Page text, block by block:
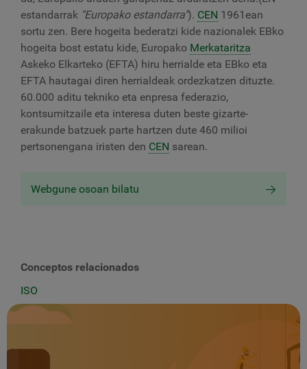
estandarrak "Europako estandarra"). CEN 1961ean
sortu zen. Bere hogeita bederatzi kide nazionalek EBko
hogeita bost estatu kide, Europako Merkataritza
Askeko Elkarteko (EFTA) hiru herrialde eta EBko eta
EFTA hautagai diren herrialdeak ordezkatzen dituzte.
60.000 aditu tekniko eta enpresa federazio,
kontsumitzaile eta interesa duten beste gizarte-
erakunde batzuek parte hartzen dute 460 milioi
pertsonengana iristen den CEN sarean.
Webgune osoan bilatu
Conceptos relacionados
ISO